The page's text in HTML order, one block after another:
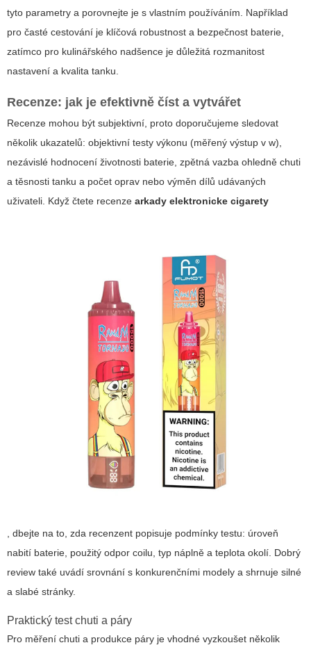
tyto parametry a porovnejte je s vlastním používáním. Například
pro časté cestování je klíčová robustnost a bezpečnost baterie,
zatímco pro kulinářského nadšence je důležitá rozmanitost
nastavení a kvalita tanku.
Recenze: jak je efektivně číst a vytvářet
Recenze mohou být subjektivní, proto doporučujeme sledovat
několik ukazatelů: objektivní testy výkonu (měřený výstup v w),
nezávislé hodnocení životnosti baterie, zpětná vazba ohledně chuti
a těsnosti tanku a počet oprav nebo výměn dílů udávaných
uživateli. Když čtete recenze arkady elektronicke cigarety
, dbejte na to, zda recenzent popisuje podmínky testu: úroveň
nabití baterie, použitý odpor coilu, typ náplně a teplota okolí. Dobrý
review také uvádí srovnání s konkurenčními modely a shrnuje silné
a slabé stránky.
Praktický test chuti a páry
Pro měření chuti a produkce páry je vhodné vyzkoušet několik